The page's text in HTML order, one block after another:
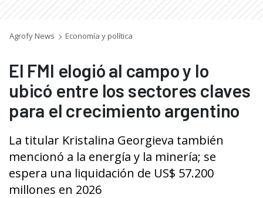
Agrofy News Economía y política
El FMI elogió al campo y lo
ubicó entre los sectores claves
para el crecimiento argentino
La titular Kristalina Georgieva también
mencionó a la energía y la minería; se
espera una liquidación de US$ 57.200
millones en 2026